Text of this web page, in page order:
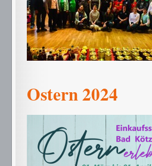
Ostern 2024